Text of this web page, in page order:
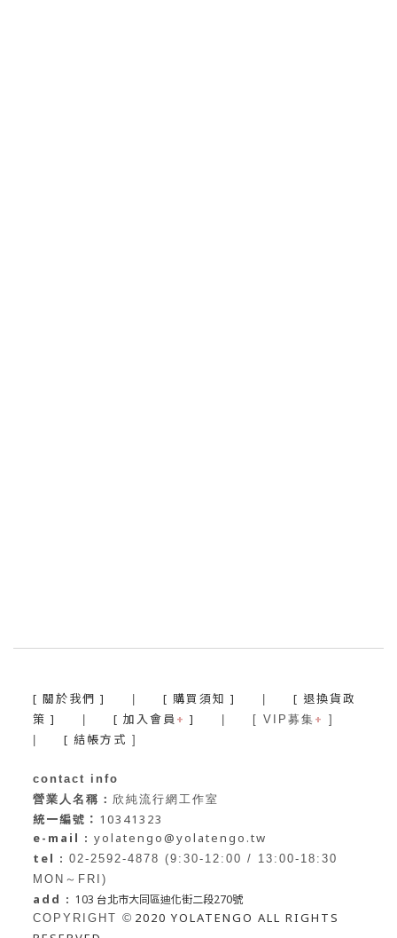
[ 關於我們 ] [ 購買須知 ]
[ 退換貨政
策 ]
[ 加入會員 + ] | [ VIP募集 + ]
[ 結帳方式 ]
contact info
營業人名稱： 欣純流行網工作室
統一編號： 10341323
e-mail : yolatengo@yolatengo.tw
tel : 02-2592-4878 (9:30-12:00 / 13:00-18:30
MON～FRI)
add : 103 台北市大同區迪化街二段270號
COPYRIGHT © 2020 YOLATENGO ALL RIGHTS